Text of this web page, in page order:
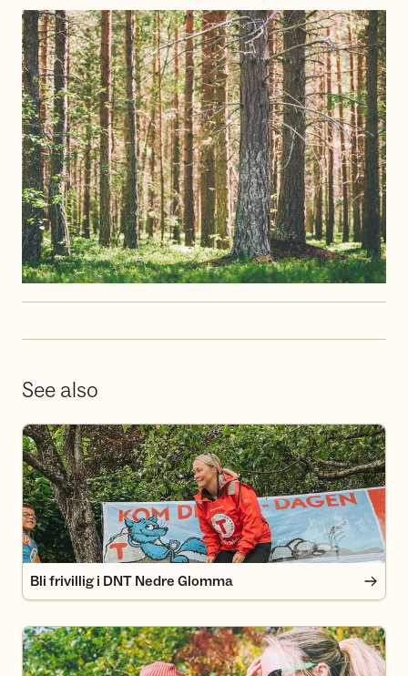
See also
Bli frivillig i DNT Nedre Glomma
Bli frivillig i DNT Nedre Glomma
Become a member